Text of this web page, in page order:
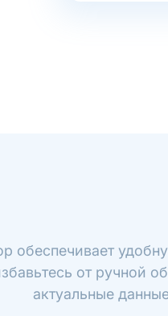
обеспечивает
от ручной
актуальные